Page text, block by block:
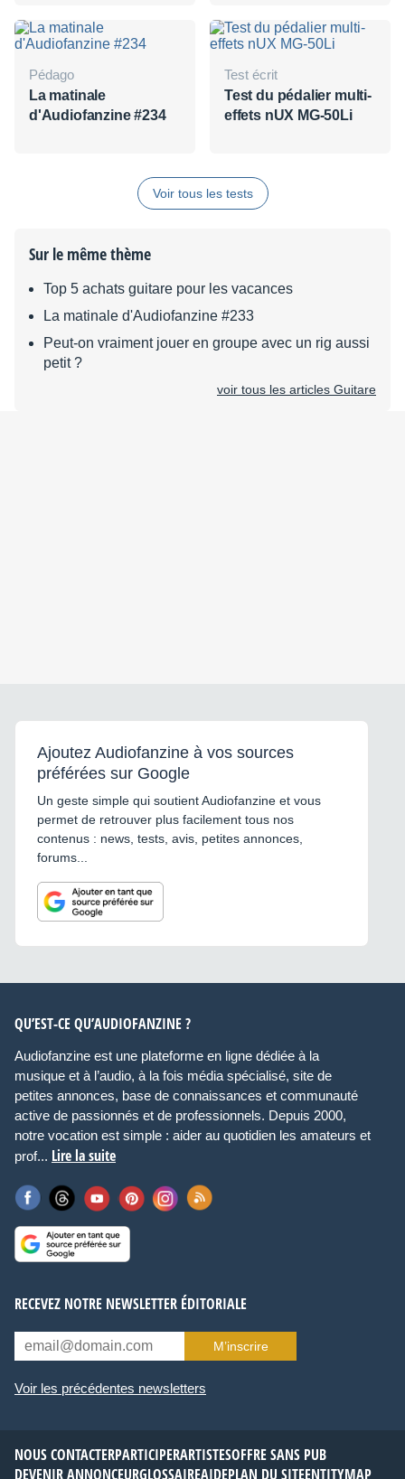
Pédago
La matinale
d'Audiofanzine #234
Test écrit
Test du pédalier multi-
effets nUX MG-50Li
Voir tous les tests
Sur le même thème
Top 5 achats guitare pour les vacances
La matinale d'Audiofanzine #233
Peut-on vraiment jouer en groupe avec un rig aussi
petit ?
voir tous les articles Guitare
Ajoutez Audiofanzine à vos sources
préférées sur Google
Un geste simple qui soutient Audiofanzine et vous
permet de retrouver plus facilement tous nos
contenus : news, tests, avis, petites annonces,
forums...
QU’EST-CE QU’AUDIOFANZINE ?
Audiofanzine est une plateforme en ligne dédiée à la
musique et à l’audio, à la fois média spécialisé, site de
petites annonces, base de connaissances et communauté
active de passionnés et de professionnels. Depuis 2000,
notre vocation est simple : aider au quotidien les amateurs et
prof... Lire la suite
RECEVEZ NOTRE NEWSLETTER ÉDITORIALE
M’inscrire
Voir les précédentes newsletters
NOUS CONTACTERPARTICIPERARTISTESOFFRE SANS PUB
DEVENIR ANNONCEURGLOSSAIREAIDEPLAN DU SITEENTITYMAP